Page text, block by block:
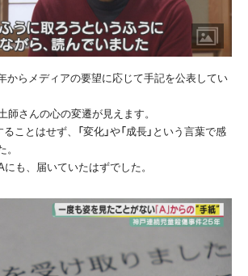
からメディアの要望に応じて手記を公表してい
師さんの心の変遷が見えます。
ことはせず、「変化」や「成長」という言葉で感
にも、届いていたはずでした。